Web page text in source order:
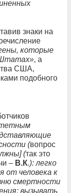
знаки на
которые
, а
США,
подобного
(вопрос
(так это
– В.К.): легко
от человека к
смертности
вызывать